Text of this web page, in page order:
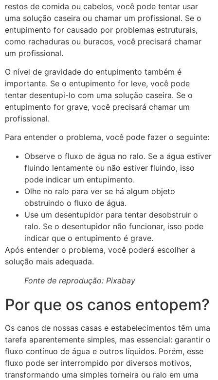
restos de comida ou cabelos, você pode tentar usar
uma solução caseira ou chamar um profissional. Se o
entupimento for causado por problemas estruturais,
como rachaduras ou buracos, você precisará chamar
um profissional.
O nível de gravidade do entupimento também é
importante. Se o entupimento for leve, você pode
tentar desentupi-lo com uma solução caseira. Se o
entupimento for grave, você precisará chamar um
profissional.
Para entender o problema, você pode fazer o seguinte:
Observe o fluxo de água no ralo. Se a água estiver
fluindo lentamente ou não estiver fluindo, isso
pode indicar um entupimento.
Olhe no ralo para ver se há algum objeto
obstruindo o fluxo de água.
Use um desentupidor para tentar desobstruir o
ralo. Se o desentupidor não funcionar, isso pode
indicar que o entupimento é grave.
Após entender o problema, você poderá escolher a
solução mais adequada.
Fonte de reprodução: Pixabay
Por que os canos entopem?
Os canos de nossas casas e estabelecimentos têm uma
tarefa aparentemente simples, mas essencial: garantir o
fluxo contínuo de água e outros líquidos. Porém, esse
fluxo pode ser interrompido por diversos motivos,
transformando uma simples torneira ou ralo em uma